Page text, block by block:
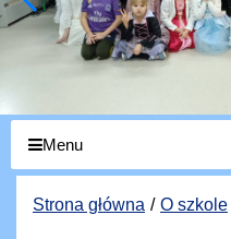
Menu
Strona główna O szkole